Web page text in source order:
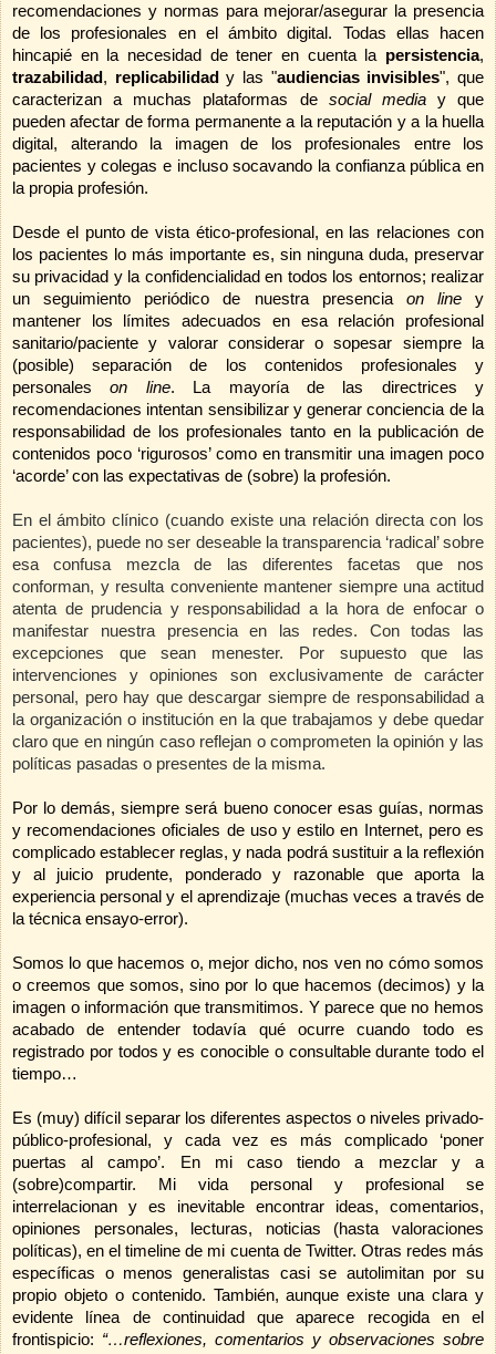
recomendaciones y normas para mejorar/asegurar la presencia
de los profesionales en el ámbito digital. Todas ellas hacen
hincapié en la necesidad de tener en cuenta la persistencia,
trazabilidad , replicabilidad y las "audiencias invisibles", que
caracterizan a muchas plataformas de social mediay que
pueden afectar de forma permanente a la reputación y a la huella
digital, alterando la imagen de los profesionales entre los
pacientes y colegas e incluso socavando la confianza pública en
la propia profesión.
Desde el punto de vista ético-profesional, en las relaciones con
los pacientes lo más importante es, sin ninguna duda, preservar
su privacidad y la confidencialidad en todos los entornos; realizar
un seguimiento periódico de nuestra presencia on liney
mantener los límites adecuados en esa relación profesional
sanitario/paciente y valorar considerar o sopesar siempre la
(posible) separación de los contenidos profesionales y
personaleson line. La mayoría de las directrices y
recomendaciones intentan sensibilizar y generar conciencia de la
responsabilidad de los profesionales tanto en la publicación de
contenidos poco ‘rigurosos’ como en transmitir una imagen poco
‘acorde’ con las expectativas de (sobre) la profesión.
En el ámbito clínico (cuando existe una relación directa con los
pacientes), puede no ser deseable la transparencia ‘radical’ sobre
esa confusa mezcla de las diferentes facetas que nos
conforman, y resulta conveniente mantener siempre una actitud
atenta de prudencia y responsabilidad a la hora de enfocar o
manifestar nuestra presencia en las redes. Con todas las
excepciones que sean menester. Por supuesto que las
intervenciones y opiniones son exclusivamente de carácter
personal, pero hay que descargar siempre de responsabilidad a
la organización o institución en la que trabajamos y debe quedar
claro que en ningún caso reflejan o comprometen la opinión y las
políticas pasadas o presentes de la misma.
Por lo demás, siempre será bueno conocer esas guías, normas
y recomendaciones oficiales de uso y estilo en Internet, pero es
complicado establecer reglas, y nada podrá sustituir a la reflexión
y al juicio prudente, ponderado y razonable que aporta la
experiencia personal y el aprendizaje (muchas veces a través de
la técnica ensayo-error).
Somos lo que hacemos o, mejor dicho, nos ven no cómo somos
o creemos que somos, sino por lo que hacemos (decimos) y la
imagen o información que transmitimos. Y parece que no hemos
acabado de entender todavía qué ocurre cuando todo es
registrado por todos y es conocible o consultable durante todo el
tiempo…
Es (muy) difícil separar los diferentes aspectos o niveles privado-
público-profesional, y cada vez es más complicado ‘poner
puertas al campo’. En mi caso tiendo a mezclar y a
(sobre)compartir. Mi vida personal y profesional se
interrelacionan y es inevitable encontrar ideas, comentarios,
opiniones personales, lecturas, noticias (hasta valoraciones
políticas), en el timeline de mi cuenta de Twitter. Otras redes más
específicas o menos generalistas casi se autolimitan por su
propio objeto o contenido. También, aunque existe una clara y
evidente línea de continuidad que aparece recogida en el
frontispicio: “…reflexiones, comentarios y observaciones sobre